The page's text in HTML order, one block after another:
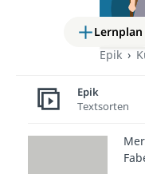
Lernplan
Epik
Epik
Textsorten